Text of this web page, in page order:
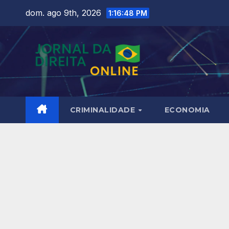
content
dom. ago 9th, 2026 1:16:49 PM
CRIMINALIDADE ECONOMIA